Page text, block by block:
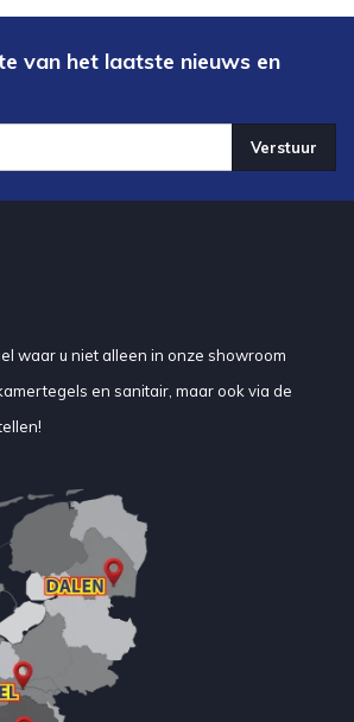
van het laatste nieuws en
Verstuur
waar u niet alleen in onze showroom
en sanitair, maar ook via de